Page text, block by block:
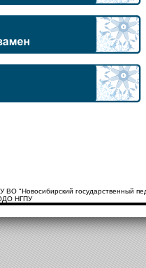
"Новосибирский государственный
НГПУ